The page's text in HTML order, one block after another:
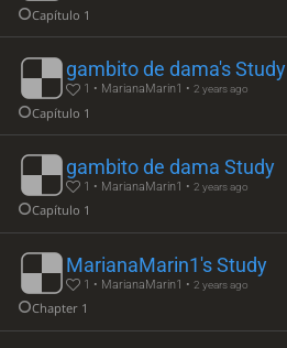
Capítulo 1
gambito de dama's Study
1 • MarianaMarin1 •2 years ago
Capítulo 1
gambito de dama Study
1 • MarianaMarin1 •2 years ago
Capítulo 1
MarianaMarin1's Study
1 • MarianaMarin1 •2 years ago
Chapter 1